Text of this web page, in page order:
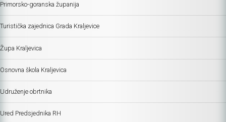
Primorsko-goranska županija
Turistička zajednica Grada Kraljevice
Župa Kraljevica
Osnovna škola Kraljevica
Udruženje obrtnika
Ured Predsjednika RH